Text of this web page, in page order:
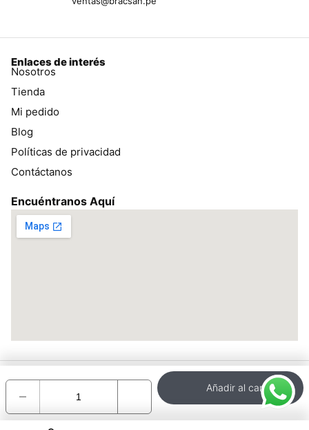
Añadir al carrito
Enlaces de interés
Nosotros
Tienda
Mi pedido
Blog
Políticas de privacidad
Contáctanos
Encuéntranos Aquí
Todos los derechos reservados bracsan.pe ©2026 – Desarrollado
Encotel